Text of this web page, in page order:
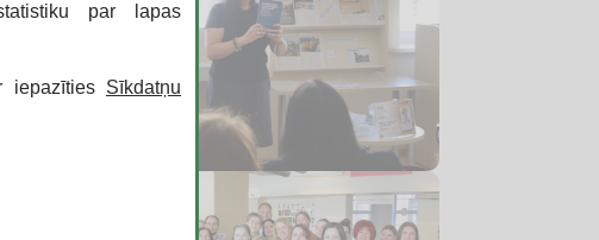
par lapas
iepazīties Sīkdatņu